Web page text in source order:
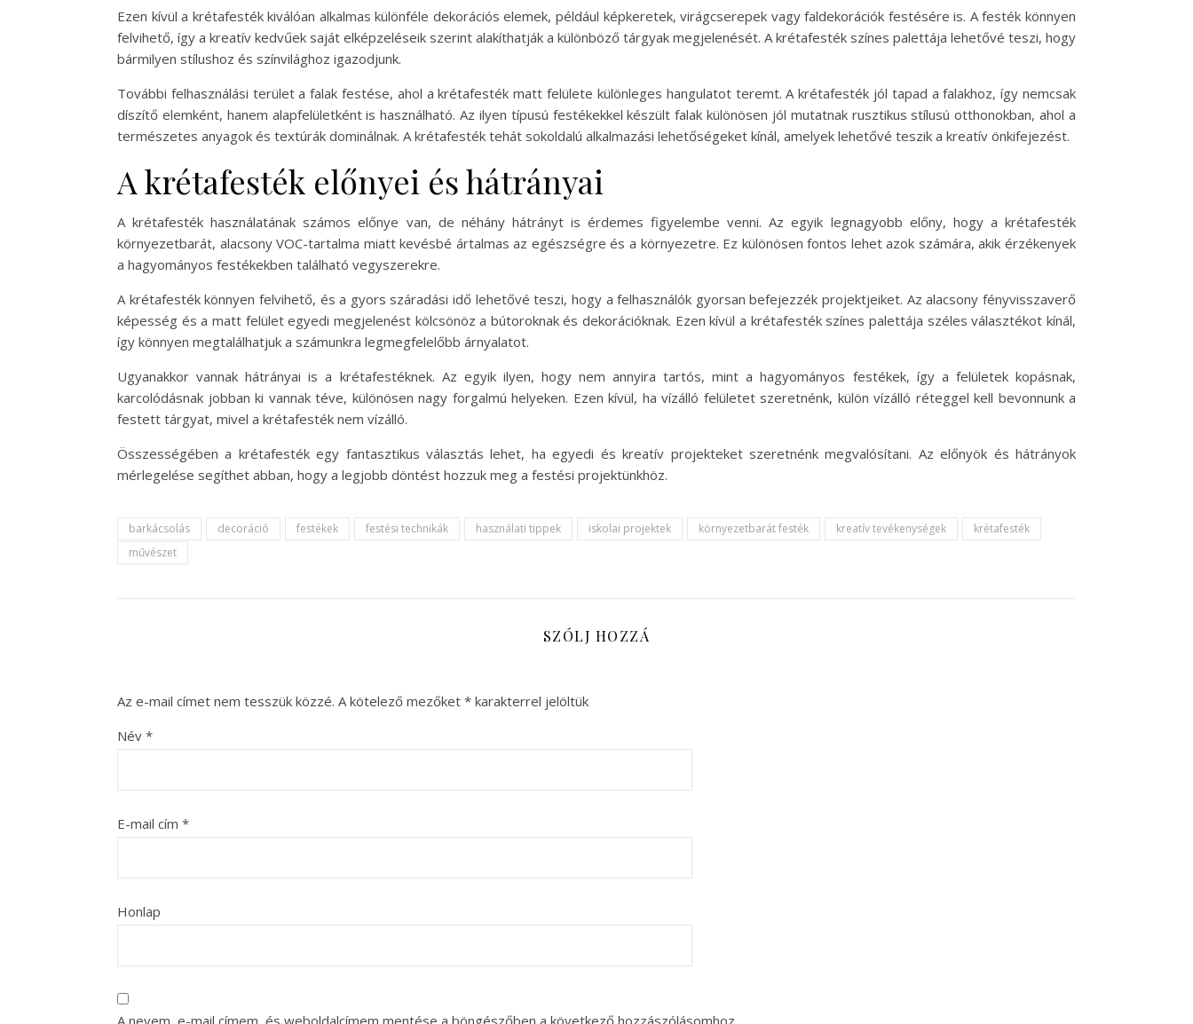
Ezen kívül a krétafesték kiválóan alkalmas különféle dekorációs elemek, például képkeretek, virágcserepek vagy faldekorációk festésére is. A festék könnyen
felvihető, így a kreatív kedvűek saját elképzeléseik szerint alakíthatják a különböző tárgyak megjelenését. A krétafesték színes palettája lehetővé teszi, hogy
bármilyen stílushoz és színvilághoz igazodjunk.
További felhasználási terület a falak festése, ahol a krétafesték matt felülete különleges hangulatot teremt. A krétafesték jól tapad a falakhoz, így nemcsak
díszítő elemként, hanem alapfelületként is használható. Az ilyen típusú festékekkel készült falak különösen jól mutatnak rusztikus stílusú otthonokban, ahol a
természetes anyagok és textúrák dominálnak. A krétafesték tehát sokoldalú alkalmazási lehetőségeket kínál, amelyek lehetővé teszik a kreatív önkifejezést.
A krétafesték előnyei és hátrányai
A krétafesték használatának számos előnye van, de néhány hátrányt is érdemes figyelembe venni. Az egyik legnagyobb előny, hogy a krétafesték
környezetbarát, alacsony VOC-tartalma miatt kevésbé ártalmas az egészségre és a környezetre. Ez különösen fontos lehet azok számára, akik érzékenyek
a hagyományos festékekben található vegyszerekre.
A krétafesték könnyen felvihető, és a gyors száradási idő lehetővé teszi, hogy a felhasználók gyorsan befejezzék projektjeiket. Az alacsony fényvisszaverő
képesség és a matt felület egyedi megjelenést kölcsönöz a bútoroknak és dekorációknak. Ezen kívül a krétafesték színes palettája széles választékot kínál,
így könnyen megtalálhatjuk a számunkra legmegfelelőbb árnyalatot.
Ugyanakkor vannak hátrányai is a krétafestéknek. Az egyik ilyen, hogy nem annyira tartós, mint a hagyományos festékek, így a felületek kopásnak,
karcolódásnak jobban ki vannak téve, különösen nagy forgalmú helyeken. Ezen kívül, ha vízálló felületet szeretnénk, külön vízálló réteggel kell bevonnunk a
festett tárgyat, mivel a krétafesték nem vízálló.
Összességében a krétafesték egy fantasztikus választás lehet, ha egyedi és kreatív projekteket szeretnénk megvalósítani. Az előnyök és hátrányok
mérlegelése segíthet abban, hogy a legjobb döntést hozzuk meg a festési projektünkhöz.
barkácsolás decoráció festékek festési technikák használati tippek iskolai projektek környezetbarát festék kreatív tevékenységek
krétafesték
művészet
SZÓLJ HOZZÁ
Az e-mail címet nem tesszük közzé. A kötelező mezőket * karakterrel jelöltük
Név *
E-mail cím *
Honlap
A nevem, e-mail címem, és weboldalcímem mentése a böngészőben a következő hozzászólásomhoz.